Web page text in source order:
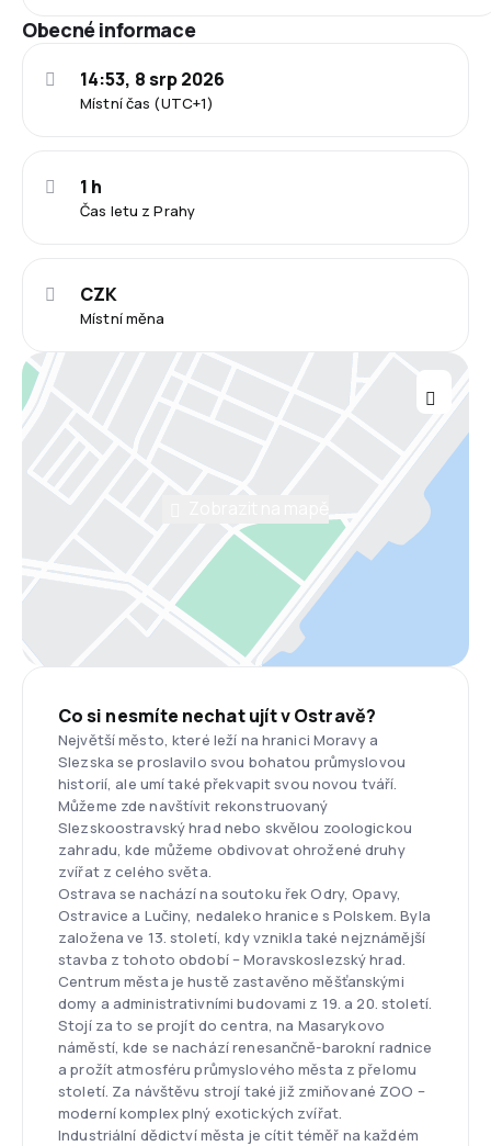
Obecné informace
Místní čas (UTC+1)
14:53, 8 srp 2026
Čas letu z Prahy
1 h
Místní měna
CZK
Co si nesmíte nechat ujít v Ostravě?
Největší město, které leží na hranici Moravy a
Slezska se proslavilo svou bohatou průmyslovou
historií, ale umí také překvapit svou novou tváří.
Můžeme zde navštívit rekonstruovaný
Slezskoostravský hrad nebo skvělou zoologickou
zahradu, kde můžeme obdivovat ohrožené druhy
zvířat z celého světa.
Ostrava se nachází na soutoku řek Odry, Opavy,
Ostravice a Lučiny, nedaleko hranice s Polskem. Byla
založena ve 13. století, kdy vznikla také nejznámější
stavba z tohoto období – Moravskoslezský hrad.
Centrum města je hustě zastavěno měšťanskými
domy a administrativními budovami z 19. a 20. století.
Stojí za to se projít do centra, na Masarykovo
náměstí, kde se nachází renesančně-barokní radnice
a prožít atmosféru průmyslového města z přelomu
století. Za návštěvu strojí také již zmiňované ZOO –
moderní komplex plný exotických zvířat.
Industriální dědictví města je cítit téměř na každém